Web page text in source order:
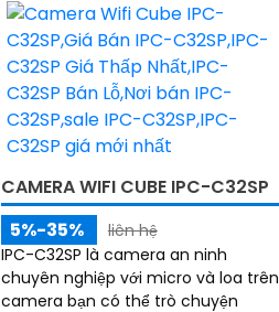
CAMERA WIFI CUBE IPC-C32SP
5%-35%
liên hệ
IPC-C32SP là camera an ninh
chuyên nghiệp với micro và loa trên
camera bạn có thể trò chuyện